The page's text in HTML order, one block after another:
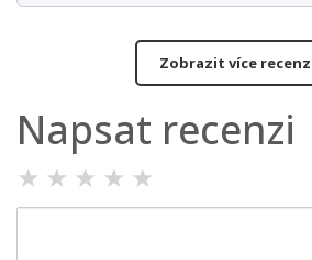
Zobrazit více
Napsat recenzi
★ ★ ★ ★ ★